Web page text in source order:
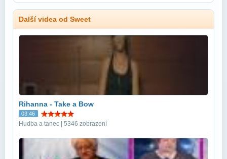
Další videa od Sweet
Rihanna - Take a Bow
03:46
Hudba a tanec | 5346 zobrazení